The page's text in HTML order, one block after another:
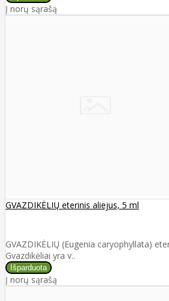
Į norų sąrašą
GVAZDIKĖLIŲ eterinis aliejus, 5 ml
GVAZDIKĖLIŲ (Eugenia caryophyllata)
Gvazdikėliai yra v..
Į norų sąrašą